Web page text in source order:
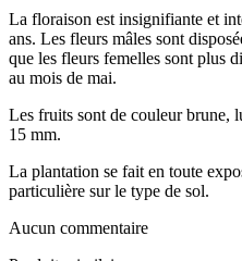
La floraison est insignifiante et
ans. Les fleurs mâles sont
que les fleurs femelles sont plus
au mois de mai.
Les fruits sont de couleur brune,
15 mm.
La plantation se fait en toute
particulière sur le type de sol.
Aucun commentaire